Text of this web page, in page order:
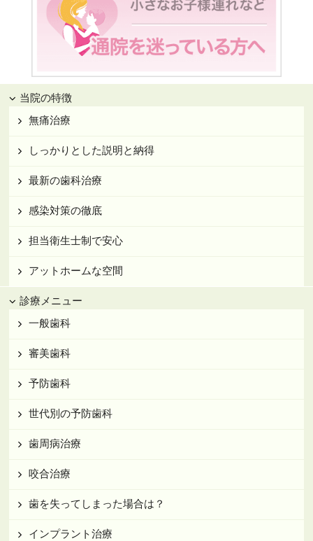
当院の特徴
無痛治療
しっかりとした説明と納得
最新の歯科治療
感染対策の徹底
担当衛生士制で安心
アットホームな空間
診療メニュー
一般歯科
審美歯科
予防歯科
世代別の予防歯科
歯周病治療
咬合治療
歯を失ってしまった場合は？
インプラント治療